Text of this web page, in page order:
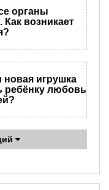
органы
возникает
новая игрушка
ребёнку любовь